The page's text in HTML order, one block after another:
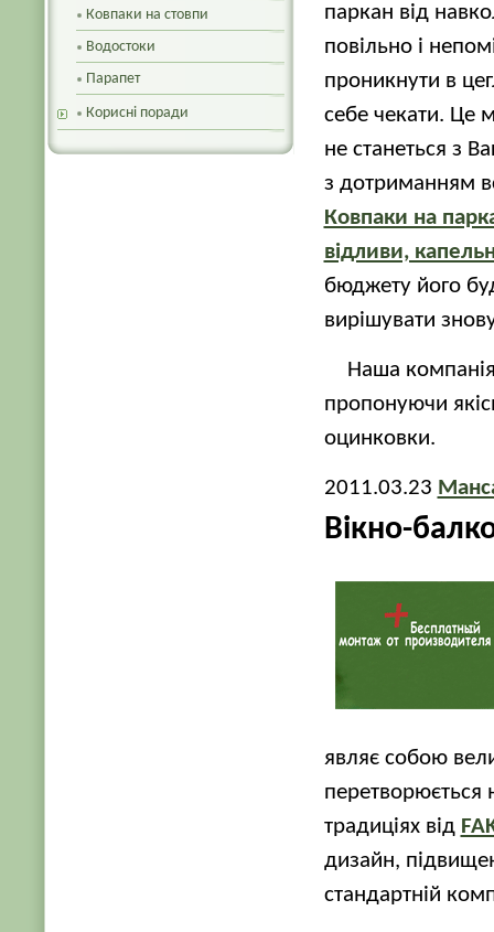
паркан від
повільно і
проникнути в
себе чекати. Це
не станеться з
з дотриманням
Ковпаки на
відливи,
бюджету його
вирішувати
Наша
пропонуючи
оцинковки.
2011.03.23
Вікно-
являє собою
перетворюється
традиціях від
дизайн,
стандартній
Ковпаки на стовпи
Водостоки
Парапет
Корисні поради